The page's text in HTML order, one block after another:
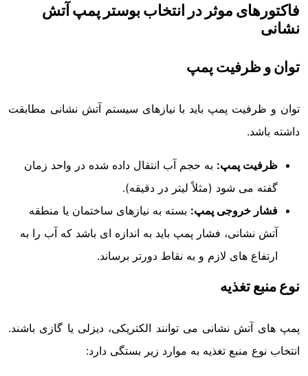
فاکتورهای موثر در انتخاب بوستر پمپ آتش
نشانی
توان و ظرفیت پمپ
توان و ظرفیت پمپ باید با نیازهای سیستم آتش نشانی مطابقت
داشته باشد.
ظرفیت پمپ: به حجم آب انتقال داده شده در واحد زمان
گفته می شود (مثلاً لیتر در دقیقه).
فشار خروجی پمپ: بسته به نیازهای ساختمان یا منطقه
آتش نشانی، فشار پمپ باید به اندازه ای باشد که آب را به
ارتفاع های لازم و به نقاط دورتر برساند.
نوع منبع تغذیه
پمپ های آتش نشانی می توانند الکتریکی، دیزلی یا گازی باشند.
انتخاب نوع منبع تغذیه به موارد زیر بستگی دارد: